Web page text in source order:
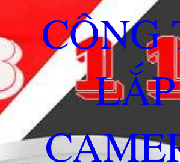
CÔNG
LẮP